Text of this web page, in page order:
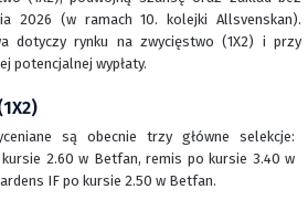
2026 (w ramach 10. kolejki Allsvenskan).
dotyczy rynku na zwycięstwo (1X2) i przy
potencjalnej wypłaty.
są obecnie trzy główne selekcje:
2.60 w Betfan, remis po kursie 3.40 w
IF po kursie 2.50 w Betfan.